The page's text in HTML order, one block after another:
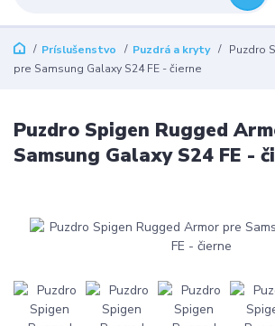
Príslušenstvo Puzdrá a kryty
Puzdro
pre Samsung Galaxy S24 FE - čierne
Puzdro Spigen Rugged
Samsung Galaxy S24 FE -